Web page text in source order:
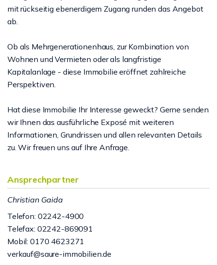
mit rückseitig ebenerdigem Zugang runden das Angebot
ab.
Ob als Mehrgenerationenhaus, zur Kombination von
Wohnen und Vermieten oder als langfristige
Kapitalanlage - diese Immobilie eröffnet zahlreiche
Perspektiven.
Hat diese Immobilie Ihr Interesse geweckt? Gerne senden
wir Ihnen das ausführliche Exposé mit weiteren
Informationen, Grundrissen und allen relevanten Details
zu. Wir freuen uns auf Ihre Anfrage.
Ansprechpartner
Christian Gaida
Telefon: 02242-4900
Telefax: 02242-869091
Mobil: 0170 4623271
verkauf@saure-immobilien.de